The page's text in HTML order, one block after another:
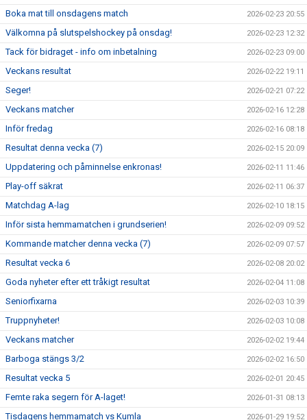
Boka mat till onsdagens match 2026-02-23 20:55
Välkomna på slutspelshockey på onsdag! 2026-02-23 12:32
Tack för bidraget - info om inbetalning 2026-02-23 09:00
Veckans resultat 2026-02-22 19:11
Seger! 2026-02-21 07:22
Veckans matcher 2026-02-16 12:28
Inför fredag 2026-02-16 08:18
Resultat denna vecka (7) 2026-02-15 20:09
Uppdatering och påminnelse enkronas! 2026-02-11 11:46
Play-off säkrat 2026-02-11 06:37
Matchdag A-lag 2026-02-10 18:15
Inför sista hemmamatchen i grundserien! 2026-02-09 09:52
Kommande matcher denna vecka (7) 2026-02-09 07:57
Resultat vecka 6 2026-02-08 20:02
Goda nyheter efter ett tråkigt resultat 2026-02-04 11:08
Seniorfixarna 2026-02-03 10:39
Truppnyheter! 2026-02-03 10:08
Veckans matcher 2026-02-02 19:44
Barboga stängs 3/2 2026-02-02 16:50
Resultat vecka 5 2026-02-01 20:45
Femte raka segern för A-laget! 2026-01-31 08:13
Tisdagens hemmamatch vs Kumla 2026-01-29 19:52